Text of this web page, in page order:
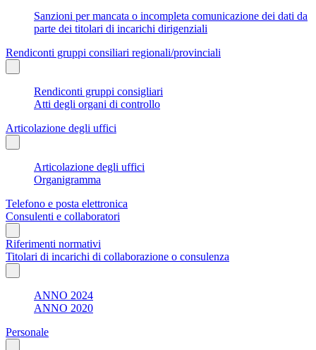
Sanzioni per mancata o incompleta comunicazione dei dati da
parte dei titolari di incarichi dirigenziali
Rendiconti gruppi consiliari regionali/provinciali
Rendiconti gruppi consigliari
Atti degli organi di controllo
Articolazione degli uffici
Articolazione degli uffici
Organigramma
Telefono e posta elettronica
Consulenti e collaboratori
Riferimenti normativi
Titolari di incarichi di collaborazione o consulenza
ANNO 2024
ANNO 2020
Personale